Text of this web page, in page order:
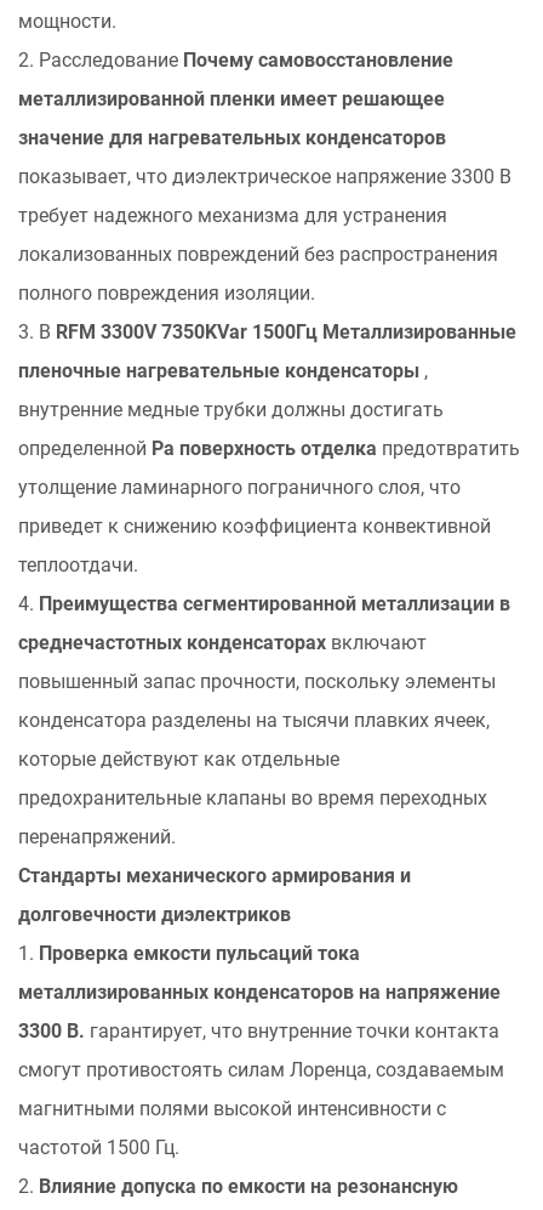
задаваемые
вопросы
Технические
ссылки
мощности.
2. Расследование Почему самовосстановление
металлизированной пленки имеет решающее
значение для нагревательных конденсаторов
показывает, что диэлектрическое напряжение 3300 В
требует надежного механизма для устранения
локализованных повреждений без распространения
полного повреждения изоляции.
3. В RFM 3300V 7350KVar 1500Гц Металлизированные
пленочные нагревательные конденсаторы ,
внутренние медные трубки должны достигать
определенной Ра поверхность отделка предотвратить
утолщение ламинарного пограничного слоя, что
приведет к снижению коэффициента конвективной
теплоотдачи.
4. Преимущества сегментированной металлизации в
среднечастотных конденсаторах включают
повышенный запас прочности, поскольку элементы
конденсатора разделены на тысячи плавких ячеек,
которые действуют как отдельные
предохранительные клапаны во время переходных
перенапряжений.
Стандарты механического армирования и
долговечности диэлектриков
1. Проверка емкости пульсаций тока
металлизированных конденсаторов на напряжение
3300 В. гарантирует, что внутренние точки контакта
смогут противостоять силам Лоренца, создаваемым
магнитными полями высокой интенсивности с
частотой 1500 Гц.
2. Влияние допуска по емкости на резонансную